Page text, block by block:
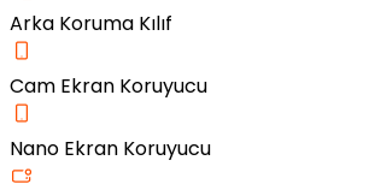
Arka Koruma Kılıf
Cam Ekran Koruyucu
Nano Ekran Koruyucu